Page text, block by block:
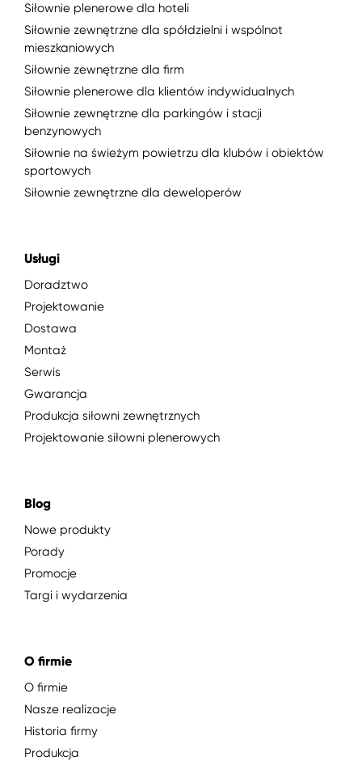
Siłownie plenerowe dla hoteli
Siłownie zewnętrzne dla spółdzielni i wspólnot
mieszkaniowych
Siłownie zewnętrzne dla firm
Siłownie plenerowe dla klientów indywidualnych
Siłownie zewnętrzne dla parkingów i stacji
benzynowych
Siłownie na świeżym powietrzu dla klubów i obiektów
sportowych
Siłownie zewnętrzne dla deweloperów
Usługi
Doradztwo
Projektowanie
Dostawa
Montaż
Serwis
Gwarancja
Produkcja siłowni zewnętrznych
Projektowanie siłowni plenerowych
Blog
Nowe produkty
Porady
Promocje
Targi i wydarzenia
O firmie
O firmie
Nasze realizacje
Historia firmy
Produkcja